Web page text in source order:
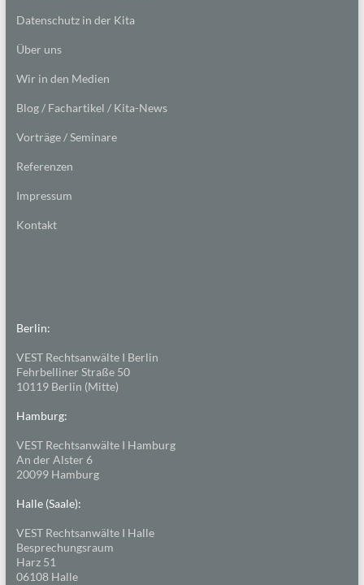
Datenschutz in der Kita
Über uns
Wir in den Medien
Blog / Fachartikel / Kita-News
Vorträge / Seminare
Referenzen
Impressum
Kontakt
Berlin:
VEST Rechtsanwälte I Berlin
Fehrbelliner Straße 50
10119 Berlin (Mitte)
Hamburg:
VEST Rechtsanwälte I Hamburg
An der Alster 6
20099 Hamburg
Halle (Saale):
VEST Rechtsanwälte I Halle
Besprechungsraum
Harz 51
06108 Halle